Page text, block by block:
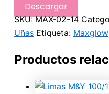
Descargar
SKU:MAX-02-14
Uñas Etiqueta: Maxglow
Productos